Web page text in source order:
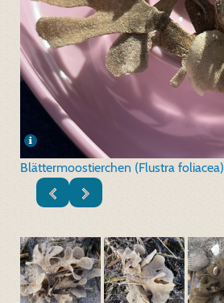
Blättermoostierchen (Flustra foliacea)